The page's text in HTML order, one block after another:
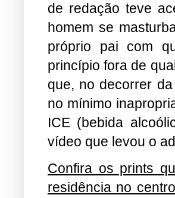
de redação teve
homem se
próprio pai com
princípio fora de
que, no decorrer
no mínimo
ICE (bebida
vídeo que levou o
Confira os prints
residência no